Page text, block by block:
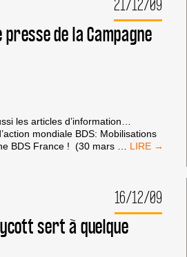
21/12/09
presse de la Campagne
les articles d’information…
mondiale BDS: Mobilisations
BDS France ! (30 mars
LA
BDS
FRANCE
16/12/09
sert à quelque